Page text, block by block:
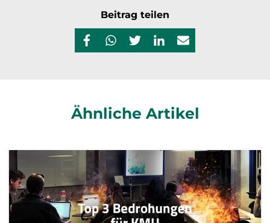
Beitrag teilen
Ähnliche Artikel